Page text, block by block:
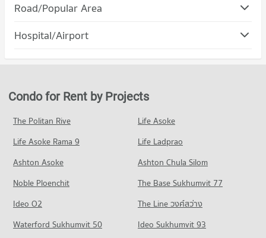
Condo for Rent Boromrajonani College of Nursing Saraburi
Condo for Sale Boromrajonani College of Nursing Saraburi
Condo Homepro Saraburi
Condo for Rent Homepro Saraburi
Condo Makro Saraburi
2 properties for rent
Condo for Sale Makro Saraburi
PROJECT_COUNT
Condo for Rent Tesco Lotus Saraburi
Road/Popular Area
Condo Kaengkhoy Industrial Estate
Condo for Rent near Kaengkhoy Industrial Estate
Condo for Sale near Kaengkhoy Industrial Estate
40 properties for sale
Hospital/Airport
Condo Kasemrad Hospital
Condo for Rent near Kasemrad Hospital
3 properties for rent
Condo for Sale near Kasemrad Hospital
PROJECT_COUNT
Condo for Rent near Fort Adison hospital
42 properties for sale
Condo for Rent by Projects
The Politan Rive
Life Asoke
Life Asoke Rama 9
Life Ladprao
Ashton Asoke
Ashton Chula Silom
Noble Ploenchit
The Base Sukhumvit 77
Ideo O2
The Line วงศ์สว่าง
Waterford Sukhumvit 50
Ideo Sukhumvit 93